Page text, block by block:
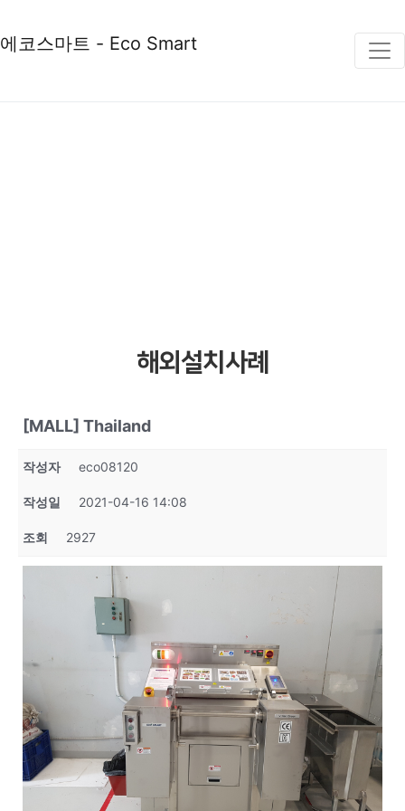
에코스마트 - Eco Smart
해외설치사례
[MALL] Thailand
작성자 eco08120
작성일 2021-04-16 14:08
조회 2927